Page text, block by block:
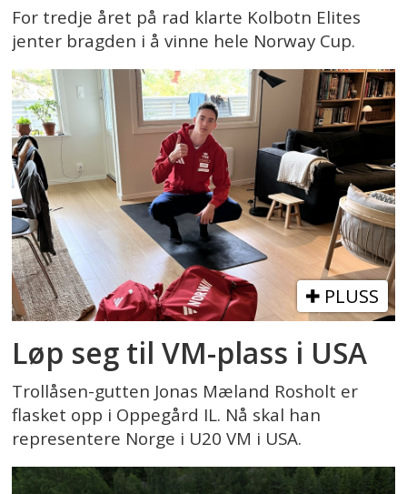
For tredje året på rad klarte Kolbotn Elites
jenter bragden i å vinne hele Norway Cup.
PLUSS
Løp seg til VM-plass i USA
Trollåsen-gutten Jonas Mæland Rosholt er
flasket opp i Oppegård IL. Nå skal han
representere Norge i U20 VM i USA.